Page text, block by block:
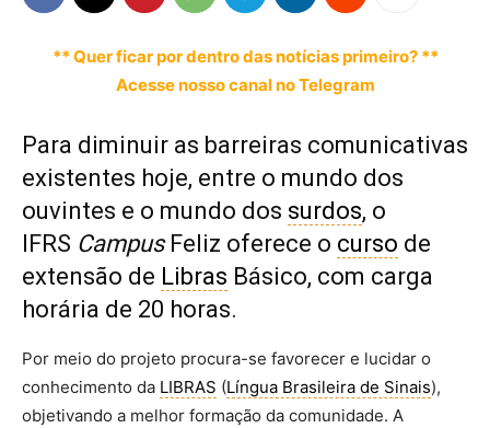
** Quer ficar por dentro das notícias primeiro? **
Acesse nosso canal no Telegram
Para diminuir as barreiras comunicativas
existentes hoje, entre o mundo dos
ouvintes e o mundo dos surdos, o
IFRS CampusFeliz oferece o curso de
extensão de Libras Básico, com carga
horária de 20 horas.
Por meio do projeto procura-se favorecer e lucidar o
conhecimento da LIBRAS (Língua Brasileira de Sinais),
objetivando a melhor formação da comunidade. A